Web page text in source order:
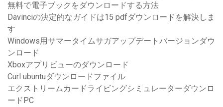
無料で電子ブックをダウンロードする方法
Davinciの決定的なガイドは15 pdfダウンロードを解決しま
す
Windows用サマータイムサガアップデートバージョンダウ
ンロード
Xboxアプリビューのダウンロード
Curl ubuntuダウンロードファイル
エクストリームカードライビングシミュレーターダウンロ
ードPC